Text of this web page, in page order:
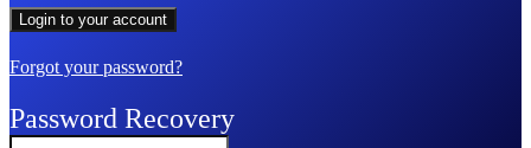
Forgot your password?
Password Recovery